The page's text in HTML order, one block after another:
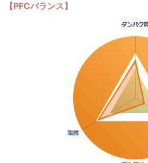
【PFCバランス】